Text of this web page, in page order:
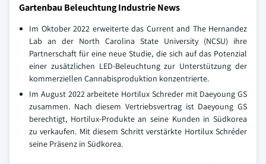
Gartenbau Beleuchtung Industrie News
Im Oktober 2022 erweiterte das Current and The Hernandez
Lab an der North Carolina State University (NCSU) ihre
Partnerschaft für eine neue Studie, die sich auf das Potenzial
einer zusätzlichen LED-Beleuchtung zur Unterstützung der
kommerziellen Cannabisproduktion konzentrierte.
Im August 2022 arbeitete Hortilux Schreder mit Daeyoung GS
zusammen. Nach diesem Vertriebsvertrag ist Daeyoung GS
berechtigt, Hortilux-Produkte an seine Kunden in Südkorea
zu verkaufen. Mit diesem Schritt verstärkte Hortilux Schréder
seine Präsenz in Südkorea.